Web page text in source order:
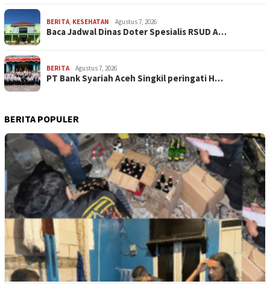
BERITA KESEHATAN Agustus 7, 2026
Baca Jadwal Dinas Doter Spesialis RSUD A…
BERITA Agustus 7, 2026
PT Bank Syariah Aceh Singkil peringati H…
BERITA POPULER